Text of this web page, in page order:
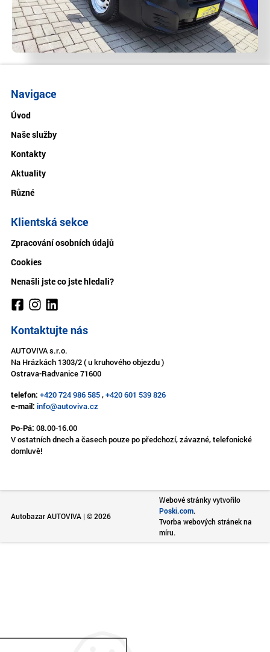
Navigace
Úvod
Naše služby
Kontakty
Aktuality
Různé
Klientská sekce
Zpracování osobních údajů
Cookies
Nenašli jste co jste hledali?
Kontaktujte nás
AUTOVIVA s.r.o.
Na Hrázkách 1303/2 ( u kruhového objezdu )
Ostrava-Radvanice 71600
telefon: +420 724 986 585,+420 601 539 826
e-mail: info@autoviva.cz
Po-Pá: 08.00-16.00
V ostatních dnech a časech pouze po předchozí, závazné, telefonické
domluvě!
Autobazar AUTOVIVA | © 2026
Webové stránky vytvořilo
Poski.com.
Tvorba webových stránek na
míru.